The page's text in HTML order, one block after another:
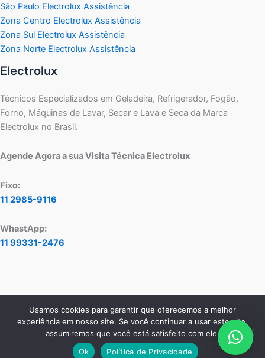
São Paulo Electrolux Assistência
Zona Centro Electrolux Assistência
Zona Sul Electrolux Assistência
Zona Norte Electrolux Assistência
Electrolux
Técnicos Especializados em Geladeira, Refrigerador, Fogão,
Forno, Máquinas de Lavar, Secar e Lava e Seca da Marca
Electrolux no Brasil.
Agende Agora a sua Visita Técnica Electrolux
Fixo:
11 2985-9116
WhastApp:
11 99331-2476
Copyright © 2026 Assistência Técnica Electrolux - Central de
Atendimento:11 2985-9116- WhatsApp: 11 99331-2476
Usamos cookies para garantir que oferecemos a melhor
experiência em nosso site. Se você continuar a usar este site,
assumiremos que você está satisfeito com ele.
Ok
Política de Privacidade